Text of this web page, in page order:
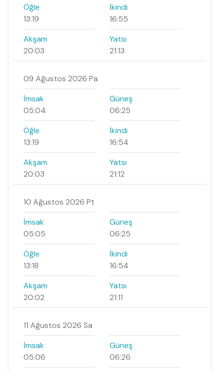
Öğle
13:19
İkindi
16:55
Akşam
20:03
Yatsı
21:13
09 Ağustos 2026 Pa
İmsak
05:04
Güneş
06:25
Öğle
13:19
İkindi
16:54
Akşam
20:03
Yatsı
21:12
10 Ağustos 2026 Pt
İmsak
05:05
Güneş
06:25
Öğle
13:18
İkindi
16:54
Akşam
20:02
Yatsı
21:11
11 Ağustos 2026 Sa
İmsak
05:06
Güneş
06:26